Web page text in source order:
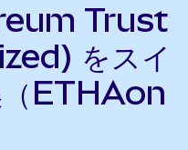
Trust
をスイ
（ETHAon